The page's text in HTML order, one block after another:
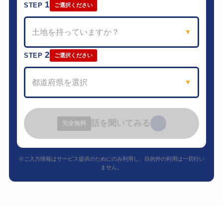
STEP 1 ご選択ください
土地を持っていますか？ ▼
STEP2 ご選択ください
都道府県を選択 ▼
完全無料 話を聞いてみる
※ご入力情報はサービス提供のためにのみ利用し、目的外の利用は一切行い
ません。